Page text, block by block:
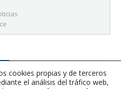
67 68 … 363
cookies propias y de terceros
el análisis del tráfico web,